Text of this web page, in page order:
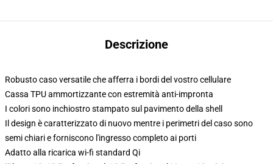
Descrizione
Robusto caso versatile che afferra i bordi del vostro cellulare
Cassa TPU ammortizzante con estremità anti-impronta
I colori sono inchiostro stampato sul pavimento della shell
Il design è caratterizzato di nuovo mentre i perimetri del caso sono
semi chiari e forniscono l'ingresso completo ai porti
Adatto alla ricarica wi-fi standard Qi